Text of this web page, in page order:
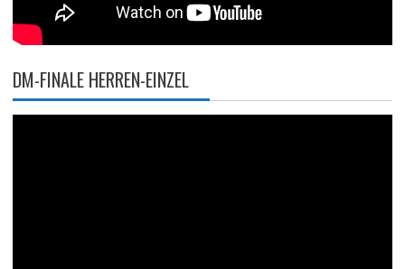
DM-FINALE HERREN-EINZEL